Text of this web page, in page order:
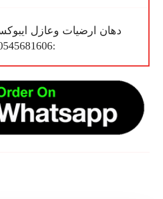
دهان ارضيات وعازل
:0545681606